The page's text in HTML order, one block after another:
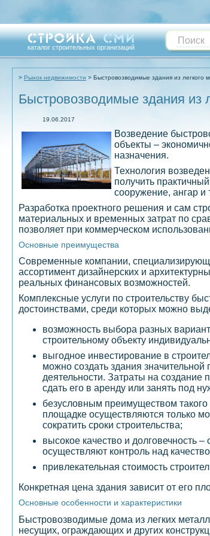
каталог строительных организаций
Рынок недвижимости Быстровозводимые здания из легкого
Быстровозводимые здания из
19.06.2017
Возведение
объекты –
назначения.
Технология
получить
сооружение, ангар и
Разработка проектного решения и сам
материальных и временных затрат по
позволяет при коммерческом
Основные преимущества
Современные компании,
ассортимент дизайнерских и
реальных финансовых возможностей.
Комплексные услуги по строительству
достоинствами, среди которых можно
возможность выбора разных
строительному объекту
выгодное инвестирование в
можно создать здания
деятельности. Затраты на создание
сдать его в аренду или занять под
безусловным преимуществом такого
площадке осуществляются только
сократить сроки строительства;
высокое качество и долговечность
осуществляют контроль над
привлекательная стоимость
Конкретная цена здания зависит от его
Основные особенности и характеристики
Быстровозводимые дома из легких
несущих, ограждающих и других